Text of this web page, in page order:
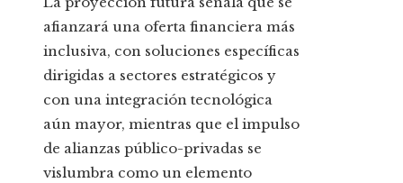
afianzará una oferta financiera más
inclusiva, con soluciones específicas
dirigidas a sectores estratégicos y
con una integración tecnológica
aún mayor, mientras que el impulso
de alianzas público-privadas se
vislumbra como un elemento